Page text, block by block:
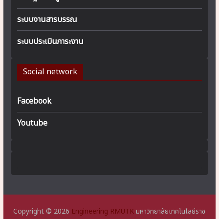
ระบบงานสารบรรณ
ระบบประเมินภาระงาน
Social network
Facebook
Youtube
Copyright © 2026 Engineering RMUTKมหาวิทยาลัยเทคโนโลยีราช